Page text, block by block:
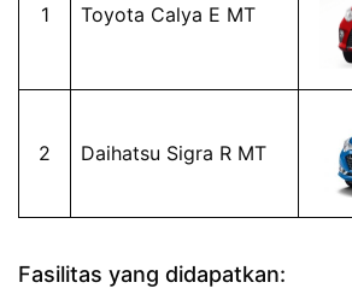
1 Toyota Calya E MT
2 Daihatsu Sigra R MT
Fasilitas yang didapatkan: